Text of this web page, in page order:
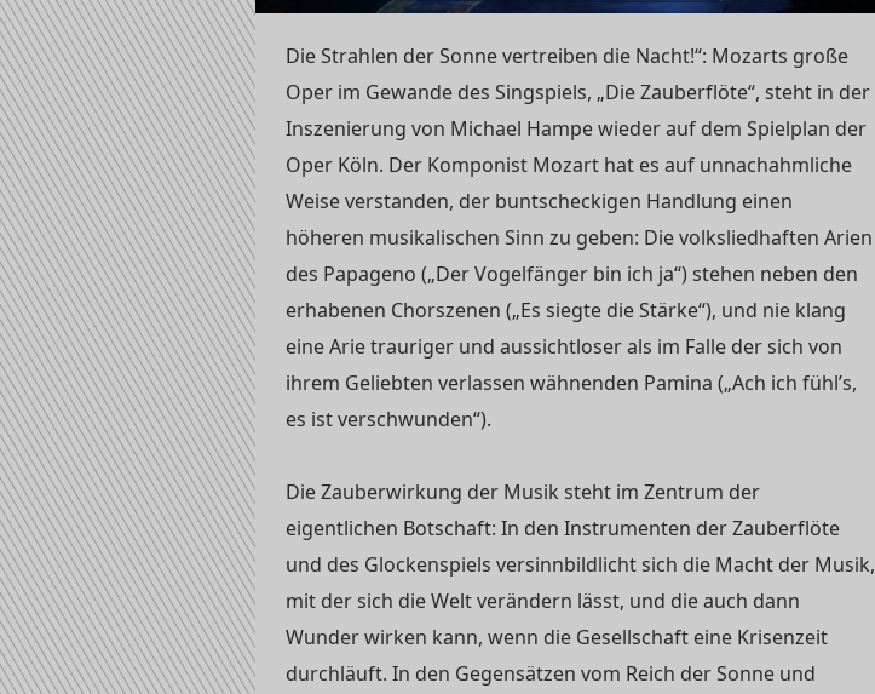
Die Strahlen der Sonne vertreiben die Nacht!“: Mozarts große
Oper im Gewande des Singspiels, „Die Zauberflöte“, steht in der
Inszenierung von Michael Hampe wieder auf dem Spielplan der
Oper Köln. Der Komponist Mozart hat es auf unnachahmliche
Weise verstanden, der buntscheckigen Handlung einen
höheren musikalischen Sinn zu geben: Die volksliedhaften Arien
des Papageno („Der Vogelfänger bin ich ja“) stehen neben den
erhabenen Chorszenen („Es siegte die Stärke“), und nie klang
eine Arie trauriger und aussichtloser als im Falle der sich von
ihrem Geliebten verlassen wähnenden Pamina („Ach ich fühl’s,
es ist verschwunden“).
Die Zauberwirkung der Musik steht im Zentrum der
eigentlichen Botschaft: In den Instrumenten der Zauberflöte
und des Glockenspiels versinnbildlicht sich die Macht der Musik,
mit der sich die Welt verändern lässt, und die auch dann
Wunder wirken kann, wenn die Gesellschaft eine Krisenzeit
durchläuft. In den Gegensätzen vom Reich der Sonne und